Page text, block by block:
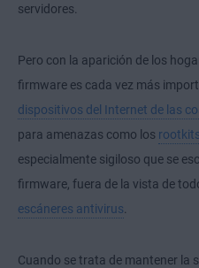
servidores.
Pero con la aparición de los
firmware es cada vez más
dispositivos del Internet de las
para amenazas como los rootkits
especialmente sigiloso que se
firmware, fuera de la vista de
escáneres antivirus
Cuando se trata de mantener la